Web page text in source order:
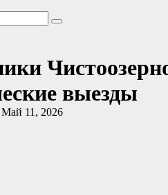
выезды
Май 11, 2026